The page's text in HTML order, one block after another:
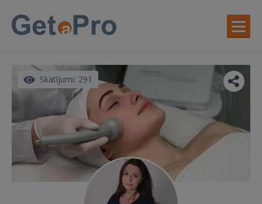
Skatījumi: 291